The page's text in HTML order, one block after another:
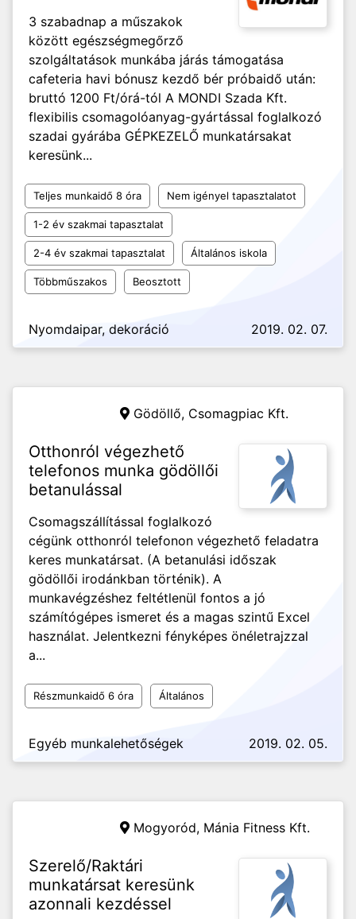
3 szabadnap a műszakok
között egészségmegőrző
szolgáltatások munkába járás támogatása
cafeteria havi bónusz kezdő bér próbaidő után:
bruttó 1200 Ft/órá-tól A MONDI Szada Kft.
flexibilis csomagolóanyag-gyártással foglalkozó
szadai gyárába GÉPKEZELŐ munkatársakat
keresünk...
Teljes munkaidő 8 óra Nem igényel tapasztalatot
1-2 év szakmai tapasztalat
2-4 év szakmai tapasztalat Általános iskola
Többműszakos Beosztott
Nyomdaipar, dekoráció 2019. 02. 07.
Gödöllő, Csomagpiac Kft.
Otthonról végezhető
telefonos munka gödöllői
betanulással
Csomagszállítással foglalkozó
cégünk otthonról telefonon végezhető feladatra
keres munkatársat. (A betanulási időszak
gödöllői irodánkban történik). A
munkavégzéshez feltétlenül fontos a jó
számítógépes ismeret és a magas szintű Excel
használat. Jelentkezni fényképes önéletrajzzal
a...
Részmunkaidő 6 óra Általános
Egyéb munkalehetőségek 2019. 02. 05.
Mogyoród, Mánia Fitness Kft.
Szerelő/Raktári
munkatársat keresünk
azonnali kezdéssel